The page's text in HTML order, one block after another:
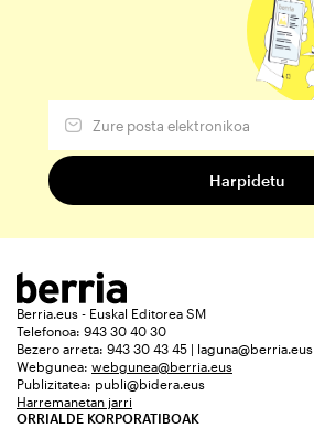
Berria.eus - Euskal Editorea SM
Telefonoa: 943 30 40 30
Bezero arreta: 943 30 43 45 | laguna@berria.eus
Webgunea: webgunea@berria.eus
Publizitatea: publi@bidera.eus
Harremanetan jarri
ORRIALDE KORPORATIBOAK